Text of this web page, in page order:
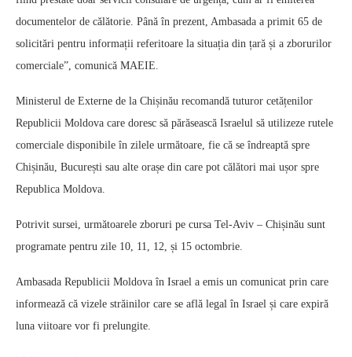
documentelor de călătorie. Până în prezent, Ambasada a primit 65 de
solicitări pentru informații referitoare la situația din țară și a zborurilor
comerciale”, comunică MAEIE.
Ministerul de Externe de la Chișinău recomandă tuturor cetățenilor
Republicii Moldova care doresc să părăsească Israelul să utilizeze rutele
comerciale disponibile în zilele următoare, fie că se îndreaptă spre
Chișinău, București sau alte orașe din care pot călători mai ușor spre
Republica Moldova.
Potrivit sursei, următoarele zboruri pe cursa Tel-Aviv – Chișinău sunt
programate pentru zile 10, 11, 12, și 15 octombrie.
Ambasada Republicii Moldova în Israel a emis un comunicat prin care
informează că vizele străinilor care se află legal în Israel și care expiră
luna viitoare vor fi prelungite.